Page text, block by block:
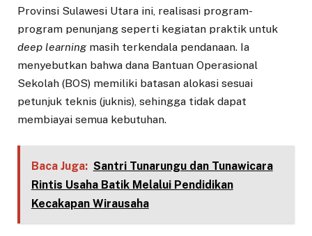
Provinsi Sulawesi Utara ini, realisasi program-
program penunjang seperti kegiatan praktik untuk
deep learningmasih terkendala pendanaan. Ia
menyebutkan bahwa dana Bantuan Operasional
Sekolah (BOS) memiliki batasan alokasi sesuai
petunjuk teknis (juknis), sehingga tidak dapat
membiayai semua kebutuhan.
Baca Juga: Santri Tunarungu dan Tunawicara
Rintis Usaha Batik Melalui Pendidikan
Kecakapan Wirausaha